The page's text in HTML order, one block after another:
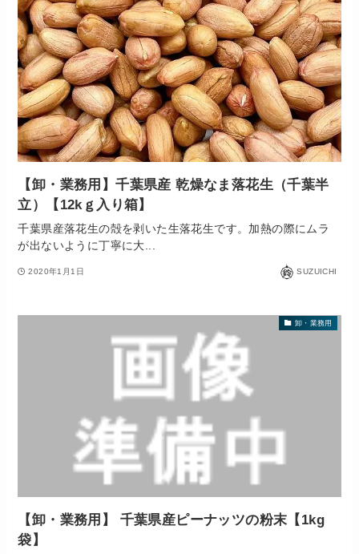
【卸・業務用】千葉県産 乾燥なま落花生（千葉半
立）【12kｇ入り箱】
千葉県産落花生の殻を剥いた生落花生です。加熱の際にムラ
が出ないように丁寧に大...
2020年1月1日 SUZUICHI
卸・業務用
【卸・業務用】 千葉県産ピーナッツの粉末【1kg
袋】